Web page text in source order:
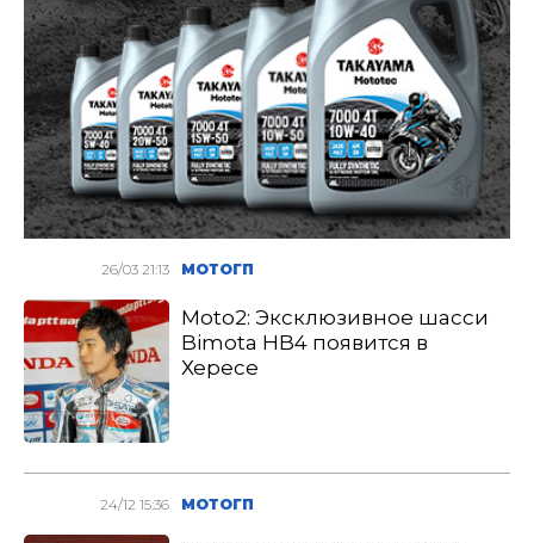
26/03 21:13 МОТОГП
Moto2: Эксклюзивное шасси
Bimota HB4 появится в
Хересе
24/12 15:36 МОТОГП